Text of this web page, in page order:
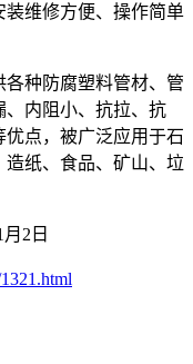
维修方便、操作简单
种防腐塑料管材、管
、内阻小、抗拉、抗
点，被广泛应用于石
纸、食品、矿山、垃
2日